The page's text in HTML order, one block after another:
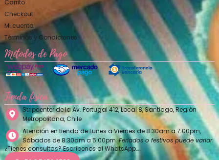
Carrito
Checkout
Mi cuenta
Términos y Condiciones
Métodos de Pago
Tienda física
Stripcenter de la Av. Portugal 412, Local 8, Santiago, Región
Metropolitana, Chile
Atención en tienda de Lunes a Viernes de 8:30am a 7:00pm,
Sábados de 8:30am a 5:00pm.Feriados o festivos puede variar.
¿Tienes consultas? Escríbenos al WhatsApp…